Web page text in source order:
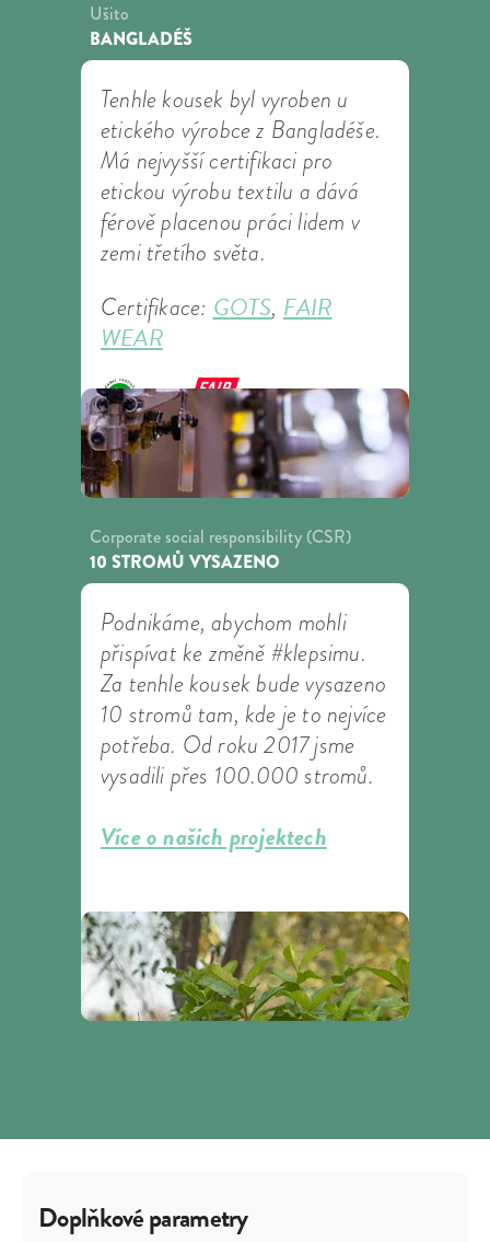
Ušito
BANGLADÉŠ
Tenhle kousek byl vyroben u
etického výrobce z Bangladéše.
Má nejvyšší certifikaci pro
etickou výrobu textilu a dává
férově placenou práci lidem v
zemi třetího světa.
Certifikace: GOTS, FAIR
WEAR
Corporate social responsibility (CSR)
10 STROMŮ VYSAZENO
Podnikáme, abychom mohli
přispívat ke změně #klepsimu.
Za tenhle kousek bude vysazeno
10 stromů tam, kde je to nejvíce
potřeba. Od roku 2017 jsme
vysadili přes 100.000 stromů.
Více o našich projektech
Doplňkové parametry